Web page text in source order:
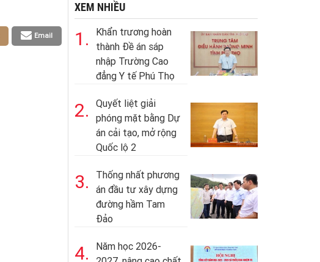
Email
XEM NHIỀU
1.
Khẩn trương hoàn
thành Đề án sáp
nhập Trường Cao
đẳng Y tế Phú Thọ
2.
Quyết liệt giải
phóng mặt bằng Dự
án cải tạo, mở rộng
Quốc lộ 2
3.
Thống nhất phương
án đầu tư xây dựng
đường hầm Tam
Đảo
4.
Năm học 2026-